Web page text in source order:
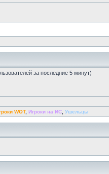
за последние 5 минут)
WOT, Игроки на ИС Ушельцы